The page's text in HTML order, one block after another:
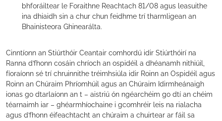
bhforáiltear le Foraithne Reachtach 81/08 agus leasuithe
ina dhiaidh sin a chur chun feidhme trí tharmligean an
Bhainisteora Ghinearálta.
Cinntíonn an Stiúrthóir Ceantair comhordú idir Stiúrthóirí na
Ranna d’fhonn cosáin chríoch an ospidéil a dhéanamh nithiúil,
fíoraíonn sé trí chruinnithe tréimhsiúla idir Roinn an Ospidéil agus
Roinn an Chúraim Phríomhúil agus an Chúraim Idirmheánaigh
ionas go dtarlaíonn an t – aistriú ón ngéarchéim go dtí an chéim
téarnaimh iar – ghéarmhíochaine i gcomhréir leis na rialacha
agus d’fhonn éifeachtacht an chúraim a chuirtear ar fáil sa